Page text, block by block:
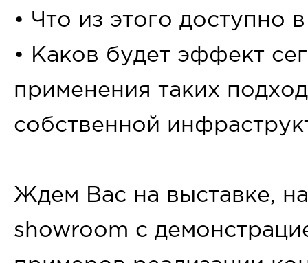
• Что из этого доступно
• Каков будет эффект
применения таких
собственной
Ждем Вас на выставке,
showroom с